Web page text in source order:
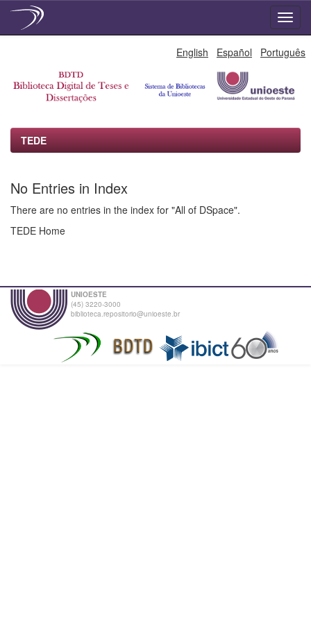
English Español Português
TEDE
No Entries in Index
There are no entries in the index for "All of DSpace".
TEDE Home
UNIOESTE
(45) 3220-3000
biblioteca.repositorio@unioeste.br